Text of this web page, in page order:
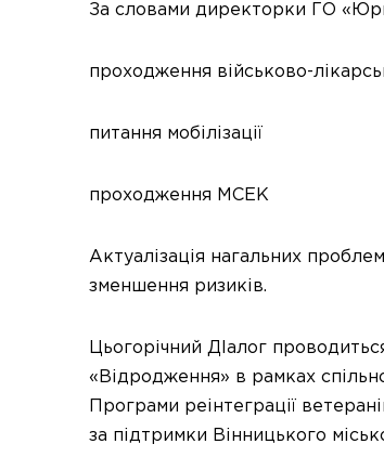
За словами директорки ГО
проходження військово-
питання мобілізації
проходження МСЕК
Актуалізація нагальних
зменшення ризиків.
Цьогорічний ДІалог
«Відродження» в рамках
Програми реінтеграції
за підтримки Вінницького